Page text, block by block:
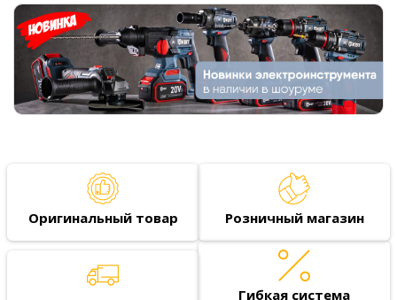
Оригинальный товар Розничный магазин
Гибкая система